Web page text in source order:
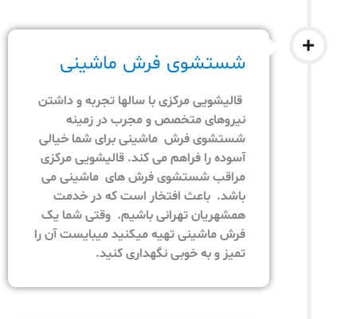
شستشوی فرش ماشینی
قالیشویی مرکزی با سالها تجربه و داشتن
نیروهای متخصص و مجرب در زمینه
شستشوی فرش ماشینی برای شما خیالی
آسوده را فراهم می کند. قالیشویی مرکزی
مراقب شستشوی فرش های ماشینی می
باشد. باعث افتخار است که در خدمت
همشهریان تهرانی باشیم. وقتی شما یک
فرش ماشینی تهیه میکنید میبایست آن را
تمیز و به خوبی نگهداری کنید.